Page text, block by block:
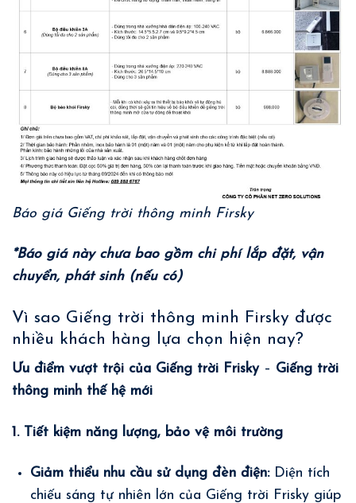
Báo giá Giếng trời thông minh Firsky
*Báo giá này chưa bao gồm chi phí lắp đặt, vận
chuyển, phát sinh (nếu có)
Vì sao Giếng trời thông minh Firsky được
nhiều khách hàng lựa chọn hiện nay?
Ưu điểm vượt trội của Giếng trời Frisky – Giếng trời
thông minh thế hệ mới
1. Tiết kiệm năng lượng, bảo vệ môi trường
Giảm thiểu nhu cầu sử dụng đèn điện:Diện tích
chiếu sáng tự nhiên lớn của Giếng trời Frisky giúp